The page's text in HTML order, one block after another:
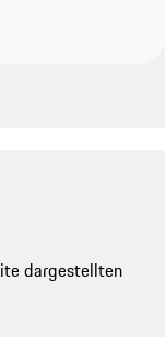
dargestellten